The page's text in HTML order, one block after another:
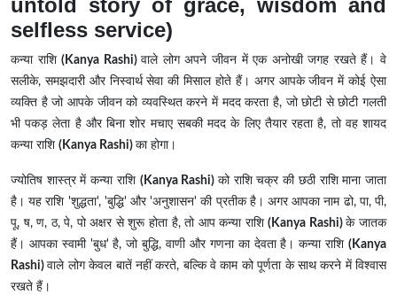
untold story of grace, wisdom and
selfless service)
कन्या राशि(Kanya Rashi)वाले लोग अपने जीवन में एक अनोखी जगह रखते हैं। वे
सलीके, समझदारी और निस्वार्थ सेवा की मिसाल होते हैं। अगर आपके जीवन में कोई ऐसा
व्यक्ति है जो आपके जीवन को व्यवस्थित करने में मदद करता है, जो छोटी से छोटी गलती
भी पकड़ लेता है और बिना शोर मचाए सबकी मदद के लिए तैयार रहता है, तो वह शायद
कन्या राशि (Kanya Rashi) का होगा।
ज्योतिष शास्त्र में कन्या राशि (Kanya Rashi)को राशि चक्र की छठी राशि माना जाता
है। यह राशि 'शुद्धता', 'बुद्धि' और 'अनुशासन' की प्रतीक है। अगर आपका नाम ढो, पा, पी,
पू, ष, ण, ठ, पे, पो अक्षर से शुरू होता है, तो आप कन्या राशि(Kanya Rashi)के जातक
हैं। आपका स्वामी 'बुध' है, जो बुद्धि, वाणी और गणना का देवता है। कन्या राशि (Kanya
Rashi)वाले लोग केवल बातें नहीं करते, बल्कि वे काम को पूर्णता के साथ करने में विश्वास
रखते हैं।